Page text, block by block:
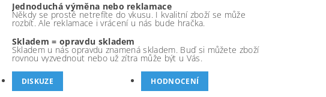
Jednoduchá výměna nebo reklamace
Někdy se prostě netrefíte do vkusu. I kvalitní zboží se může
rozbít. Ale reklamace i vrácení u nás bude hračka.
Skladem = opravdu skladem
Skladem u nás opravdu znamená skladem. Buď si můžete zboží
rovnou vyzvednout nebo už zítra může být u Vás.
DISKUZE HODNOCENÍ